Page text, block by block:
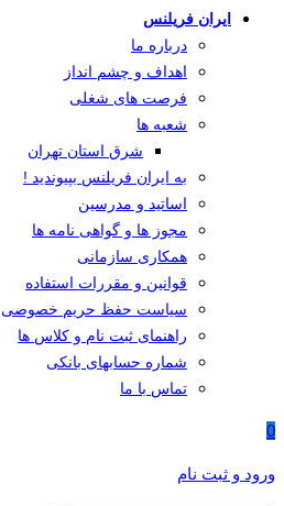
ایران فریلنس
درباره ما
اهداف و چشم انداز
فرصت های شغلی
شعبه ها
شرق استان تهران
به ایران فریلنس بپیوندید !
اساتید و مدرسین
مجوز ها و گواهی نامه ها
همکاری سازمانی
قوانین و مقررات استفاده
سیاست حفظ حریم خصوصی
راهنمای ثبت نام و کلاس ها
شماره حسابهای بانکی
تماس با ما
0
ورود و ثبت نام